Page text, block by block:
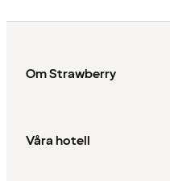
Om Strawberry
Våra hotell